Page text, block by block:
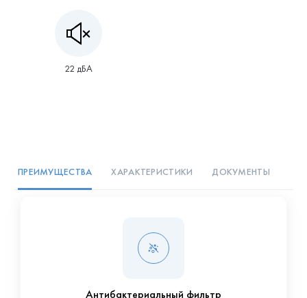
22 дБА
ПРЕИМУЩЕСТВА ХАРАКТЕРИСТИКИ ДОКУМЕНТЫ
Антибактериальный фильтр